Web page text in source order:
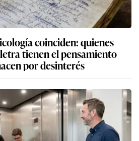
coinciden: quienes
tienen el pensamiento
por desinterés